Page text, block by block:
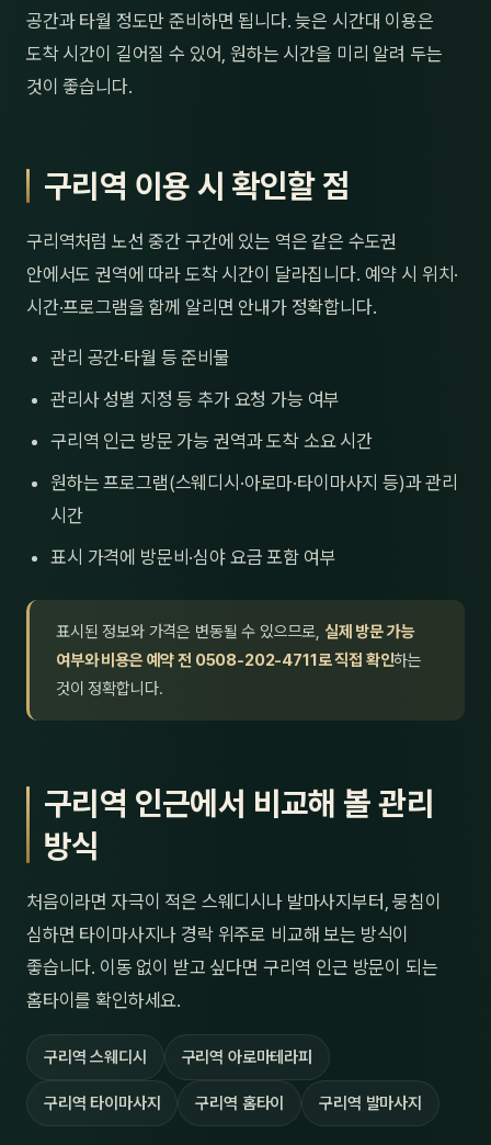
공간과 타월 정도만 준비하면 됩니다. 늦은 시간대 이용은
도착 시간이 길어질 수 있어, 원하는 시간을 미리 알려 두는
것이 좋습니다.
구리역 이용 시 확인할 점
구리역처럼 노선 중간 구간에 있는 역은 같은 수도권
안에서도 권역에 따라 도착 시간이 달라집니다. 예약 시 위치·
시간·프로그램을 함께 알리면 안내가 정확합니다.
관리 공간·타월 등 준비물
관리사 성별 지정 등 추가 요청 가능 여부
구리역 인근 방문 가능 권역과 도착 소요 시간
원하는 프로그램(스웨디시·아로마·타이마사지 등)과 관리
시간
표시 가격에 방문비·심야 요금 포함 여부
표시된 정보와 가격은 변동될 수 있으므로, 실제 방문 가능
여부와 비용은 예약 전 0508-202-4711로 직접 확인하는
것이 정확합니다.
구리역 인근에서 비교해 볼 관리
방식
처음이라면 자극이 적은 스웨디시나 발마사지부터, 뭉침이
심하면 타이마사지나 경락 위주로 비교해 보는 방식이
좋습니다. 이동 없이 받고 싶다면 구리역 인근 방문이 되는
홈타이를 확인하세요.
구리역 스웨디시 구리역 아로마테라피
구리역 타이마사지 구리역 홈타이 구리역 발마사지